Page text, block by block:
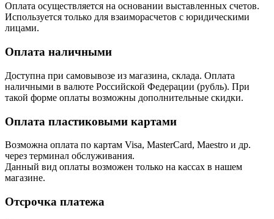
Оплата осуществляется на основании выставленных счетов.
Используется только для взаиморасчетов с юридическими
лицами.
Оплата наличными
Доступна при самовывозе из магазина, склада. Оплата
наличными в валюте Российской Федерации (рубль). При
такой форме оплаты возможны дополнительные скидки.
Оплата пластиковыми картами
Возможна оплата по картам Visa, MasterCard, Maestro и др.
через терминал обслуживания.
Данный вид оплаты возможен только на кассах в нашем
магазине.
Отсрочка платежа